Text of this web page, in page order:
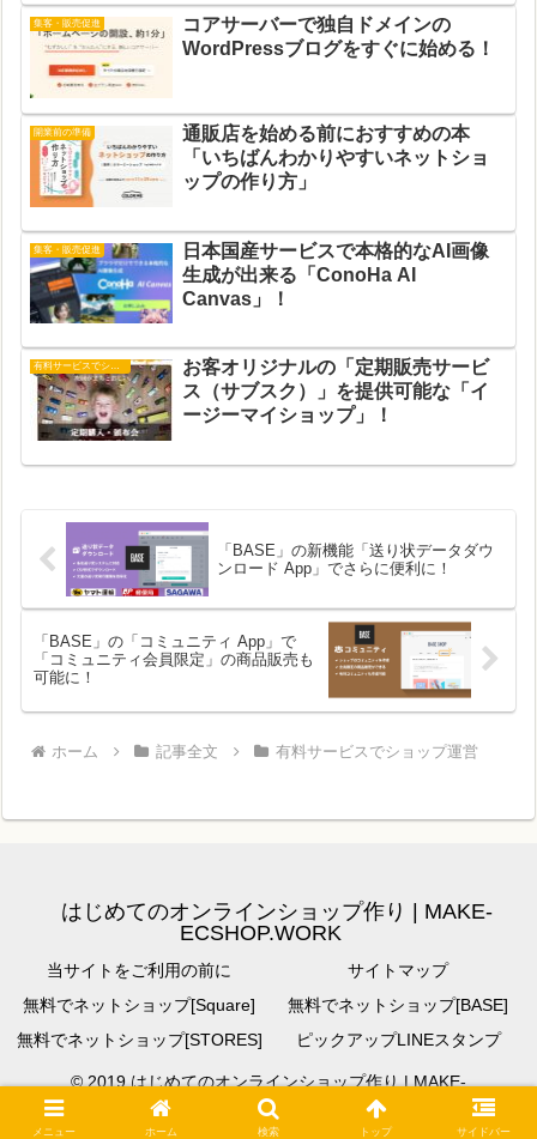
集客・販売促進
コアサーバーで独自ドメインの
WordPressブログをすぐに始める！
開業前の準備
通販店を始める前におすすめの本
「いちばんわかりやすいネットショ
ップの作り方」
集客・販売促進
日本国産サービスで本格的なAI画像
生成が出来る「ConoHa AI
Canvas」！
有料サービスでショップ運営
お客オリジナルの「定期販売サービ
ス（サブスク）」を提供可能な「イ
ージーマイショップ」！
「BASE」の新機能「送り状データダウ
ンロード App」でさらに便利に！
「BASE」の「コミュニティ App」で
「コミュニティ会員限定」の商品販売も
可能に！
ホーム 記事全文 有料サービスでショップ運営
はじめてのオンラインショップ作り | MAKE-
ECSHOP.WORK
当サイトをご利用の前に
サイトマップ
無料でネットショップ[Square]
無料でネットショップ[BASE]
無料でネットショップ[STORES]
ピックアップLINEスタンプ
© 2019 はじめてのオンラインショップ作り | MAKE-
ECSHOP.WORK.
メニュー ホーム 検索 トップ サイドバー